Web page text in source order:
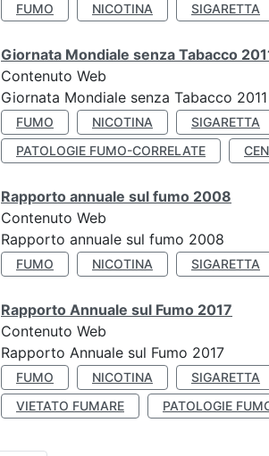
FUMO NICOTINA SIGARETTA
Giornata Mondiale senza Tabacco
Contenuto Web
Giornata Mondiale senza Tabacco 2011
FUMO NICOTINA SIGARETTA
PATOLOGIE FUMO-CORRELATE
Rapporto annuale sul fumo 2008
Contenuto Web
Rapporto annuale sul fumo 2008
FUMO NICOTINA SIGARETTA
Rapporto Annuale sul Fumo 2017
Contenuto Web
Rapporto Annuale sul Fumo 2017
FUMO NICOTINA SIGARETTA
VIETATO FUMARE
PATOLOGIE